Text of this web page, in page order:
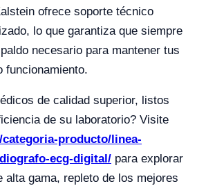
ofrece soporte técnico
lo que garantiza que siempre
necesario para mantener tus
funcionamiento.
de calidad superior, listos
de su laboratorio? Visite
producto/linea-
ecg-digital/ para explorar
alta gama, repleto de los mejores